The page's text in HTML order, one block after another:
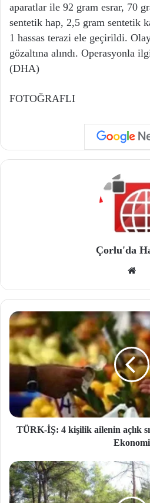
aparatlar ile 92 gram esrar, 70
sentetik hap, 2,5 gram sentetik
1 hassas terazi ele geçirildi.
gözaltına alındı. Operasyonla
(DHA)
FOTOĞRAFLI
Çorlu'da
si
TÜRK-İŞ: 4 kişilik ailenin açlık
Ekonomi